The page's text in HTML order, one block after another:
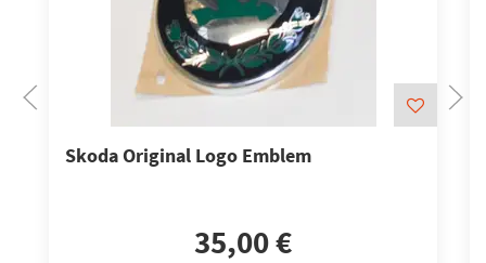
Skoda Original Logo Emblem
35,00 €